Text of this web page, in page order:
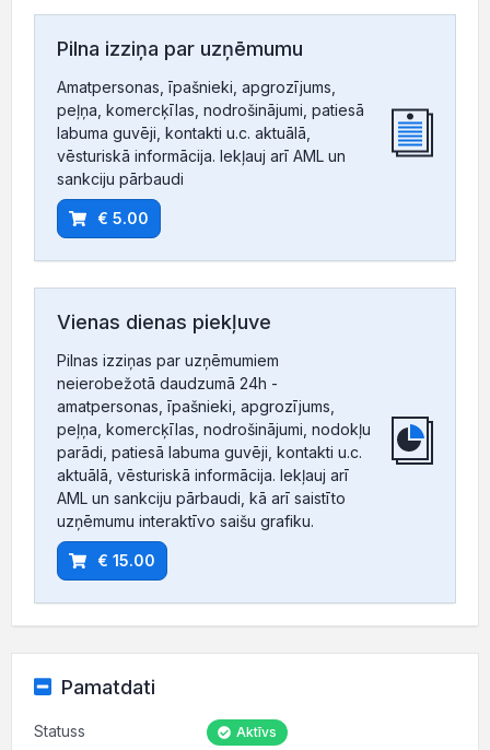
Pilna izziņa par uzņēmumu
Amatpersonas, īpašnieki, apgrozījums,
peļņa, komercķīlas, nodrošinājumi, patiesā
labuma guvēji, kontakti u.c. aktuālā,
vēsturiskā informācija. Iekļauj arī AML un
sankciju pārbaudi
€ 5.00
Vienas dienas piekļuve
Pilnas izziņas par uzņēmumiem
neierobežotā daudzumā 24h -
amatpersonas, īpašnieki, apgrozījums,
peļņa, komercķīlas, nodrošinājumi, nodokļu
parādi, patiesā labuma guvēji, kontakti u.c.
aktuālā, vēsturiskā informācija. Iekļauj arī
AML un sankciju pārbaudi, kā arī saistīto
uzņēmumu interaktīvo saišu grafiku.
€ 15.00
Pamatdati
Statuss Aktīvs